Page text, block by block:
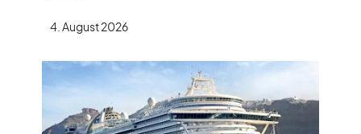
4. August 2026